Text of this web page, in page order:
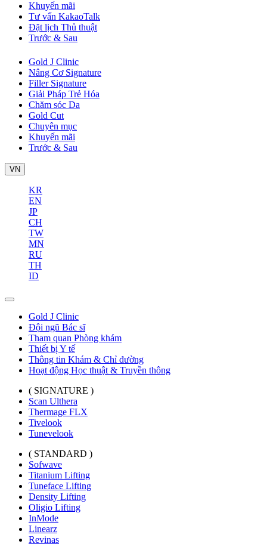
Khuyến mãi
Tư vấn KakaoTalk
Đặt lịch Thủ thuật
Trước & Sau
Gold J Clinic
Nâng Cơ Signature
Filler Signature
Giải Pháp Trẻ Hóa
Chăm sóc Da
Gold Cut
Chuyên mục
Khuyến mãi
Trước & Sau
VN
KR
EN
JP
CH
TW
MN
RU
TH
ID
Gold J Clinic
Đội ngũ Bác sĩ
Tham quan Phòng khám
Thiết bị Y tế
Thông tin Khám & Chỉ đường
Hoạt động Học thuật & Truyền thông
( SIGNATURE )
Scan Ulthera
Thermage FLX
Tivelook
Tunevelook
( STANDARD )
Sofwave
Titanium Lifting
Tuneface Lifting
Density Lifting
Oligio Lifting
InMode
Linearz
Revinas